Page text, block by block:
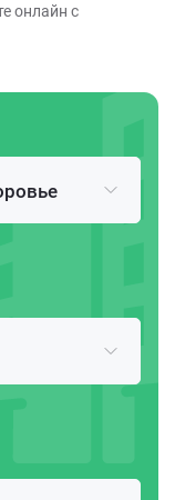
онлайн с